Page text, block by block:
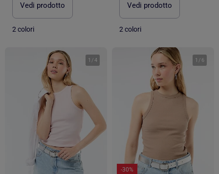
Vedi prodotto
2 colori
Vedi prodotto
2 colori
1 /4 1 / 6
-30%